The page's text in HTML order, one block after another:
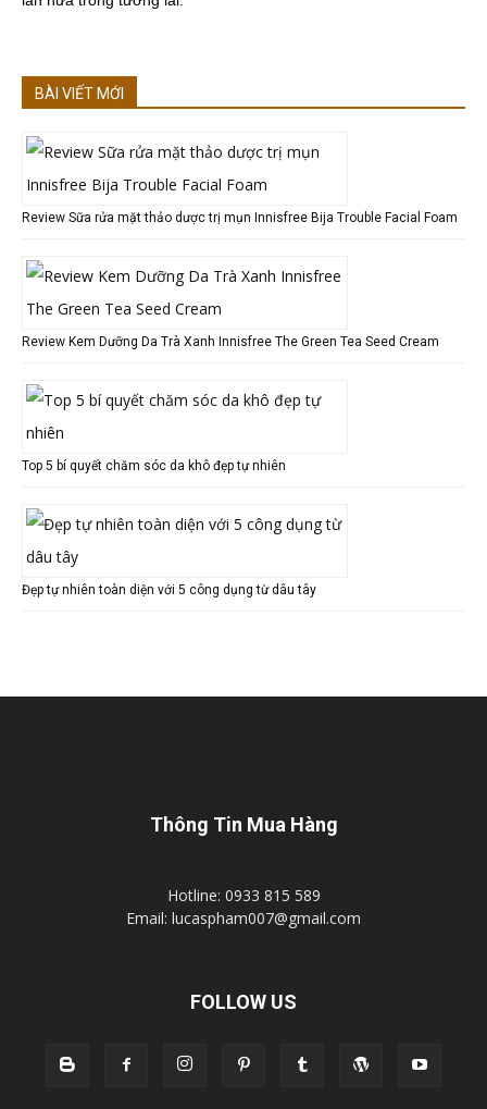
BÀI VIẾT MỚI
Review Sữa rửa mặt thảo dược trị mụn Innisfree Bija Trouble Facial Foam
Review Kem Dưỡng Da Trà Xanh Innisfree The Green Tea Seed Cream
Top 5 bí quyết chăm sóc da khô đẹp tự nhiên
Đẹp tự nhiên toàn diện với 5 công dụng từ dâu tây
Thông Tin Mua Hàng
Hotline: 0933 815 589
Email: lucaspham007@gmail.com
FOLLOW US